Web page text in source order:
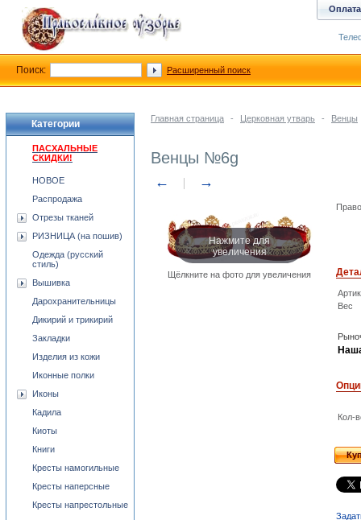
Главная страница - Церковная утварь - Венцы
Венцы №6g
← →
Нажмите для
увеличения
Щёлкните на фото для увеличения
Вес
Кол-
Категории
ПАСХАЛЬНЫЕ
СКИДКИ!
НОВОЕ
Распродажа
Отрезы тканей
РИЗНИЦА (на пошив)
Одежда (русский
стиль)
Вышивка
Дарохранительницы
Дикирий и трикирий
Закладки
Изделия из кожи
Иконные полки
Иконы
Кадила
Киоты
Книги
Кресты намогильные
Кресты наперсные
Кресты напрестольные
Оплата
Поиск: Расширенный поиск